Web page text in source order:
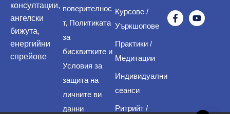
консултации,
ангелски
бижута,
енергийни
спрейове
поверителнос
т, Политиката
за
бисквитките и
Условия за
защита на
личните ви
данни
Курсове /
Уъркшопове
Практики /
Медитации
Индивидуални
сеанси
Ритрийт /